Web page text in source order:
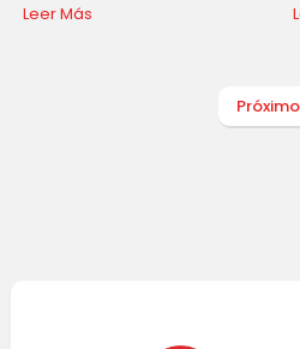
Leer Más
Próximo